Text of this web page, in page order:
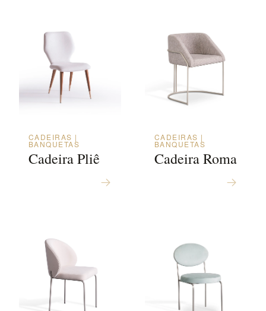
CADEIRAS |
BANQUETAS
Cadeira Pliê
CADEIRAS |
BANQUETAS
Cadeira Roma